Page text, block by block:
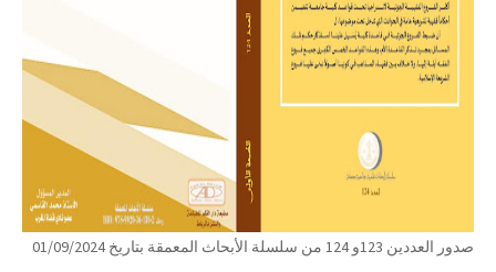
صدور العددين 123و 124 من سلسلة الأبحاث المعمقة بتاريخ 01/09/2024